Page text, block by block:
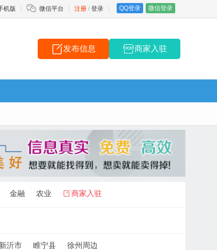
注册 / 登录 QQ登录 微信登录
机版 微信平台
发布信息 商家入驻
金融 农业 商家入驻
新沂市 睢宁县 徐州周边